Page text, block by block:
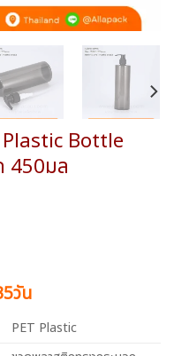
Bottle
450มล
วัน
PET Plastic